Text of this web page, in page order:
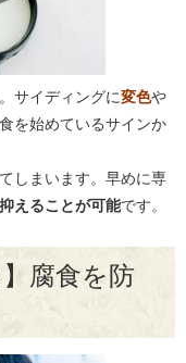
サイディングに変色や
を始めているサインか
しまいます。早めに専
えることが可能です。
腐食を防